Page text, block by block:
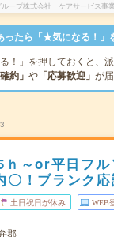
ループ株式会社 ケアサービス事
ったら「★気になる！」
る！」を押しておくと、
約」 や 「応募歓迎」 が
～or平日フル
〇！ブランク応
土日祝日が休み WEB
郡